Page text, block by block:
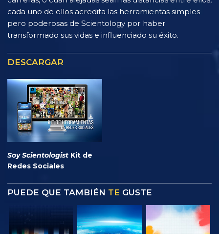
cada uno de ellos acredita las herramientas simples
pero poderosas de Scientology por haber
transformado sus vidas e influenciado su éxito.
DESCARGAR
Soy Scientologist Kit de
Redes Sociales
PUEDE QUE TAMBIÉN TE GUSTE